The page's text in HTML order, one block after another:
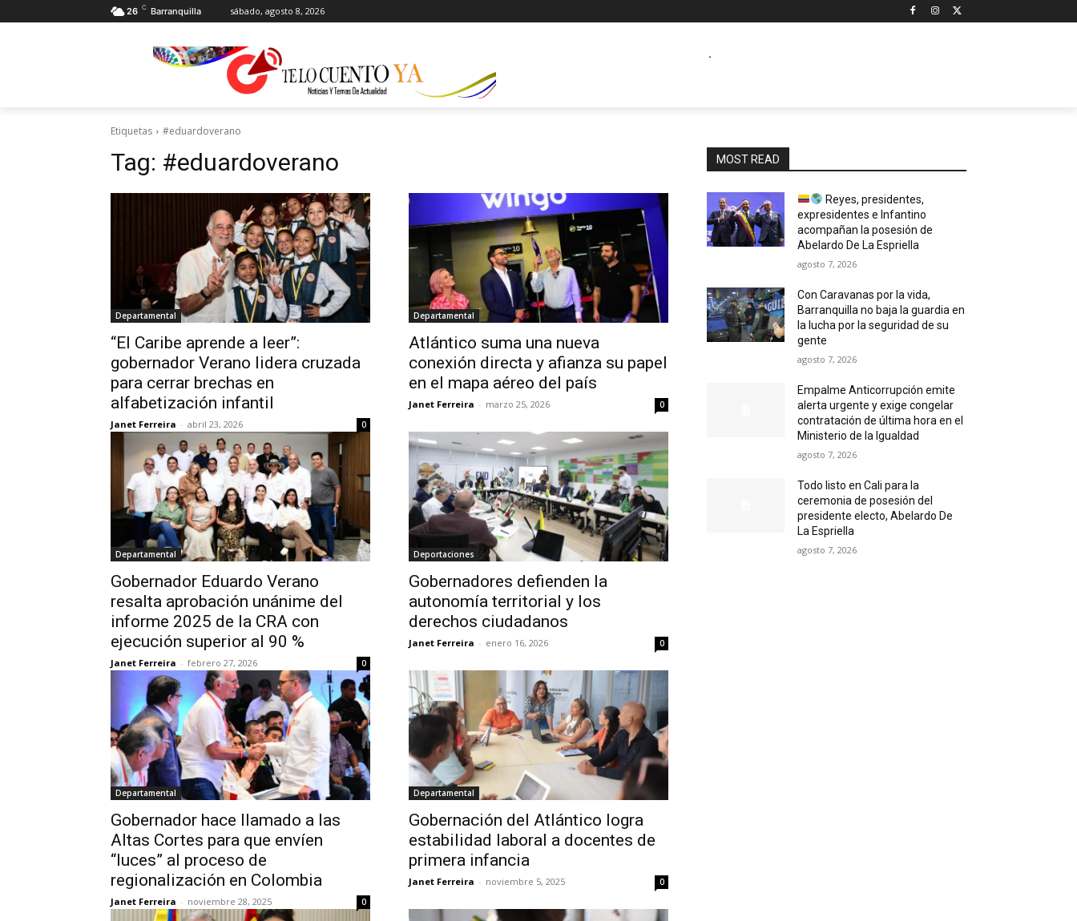
26 C Barranquilla sábado, agosto 8, 2026
.
Etiquetas #eduardoverano
Tag: #eduardoverano
Departamental
“El Caribe aprende a leer”:
gobernador Verano lidera cruzada
para cerrar brechas en
alfabetización infantil
Janet Ferreira - abril 23, 2026 0
Departamental
Atlántico suma una nueva
conexión directa y afianza su papel
en el mapa aéreo del país
Janet Ferreira - marzo 25, 2026 0
Departamental
Gobernador Eduardo Verano
resalta aprobación unánime del
informe 2025 de la CRA con
ejecución superior al 90 %
Janet Ferreira - febrero 27, 2026 0
Deportaciones
Gobernadores defienden la
autonomía territorial y los
derechos ciudadanos
Janet Ferreira - enero 16, 2026 0
Departamental
Gobernador hace llamado a las
Altas Cortes para que envíen
“luces” al proceso de
regionalización en Colombia
Janet Ferreira - noviembre 28, 2025 0
Departamental
Gobernación del Atlántico logra
estabilidad laboral a docentes de
primera infancia
Janet Ferreira - noviembre 5, 2025 0
MOST READ
Reyes, presidentes,
expresidentes e Infantino
acompañan la posesión de
Abelardo De La Espriella
agosto 7, 2026
Con Caravanas por la vida,
Barranquilla no baja la guardia en
la lucha por la seguridad de su
gente
agosto 7, 2026
Empalme Anticorrupción emite
alerta urgente y exige congelar
contratación de última hora en el
Ministerio de la Igualdad
agosto 7, 2026
Todo listo en Cali para la
ceremonia de posesión del
presidente electo, Abelardo De
La Espriella
agosto 7, 2026